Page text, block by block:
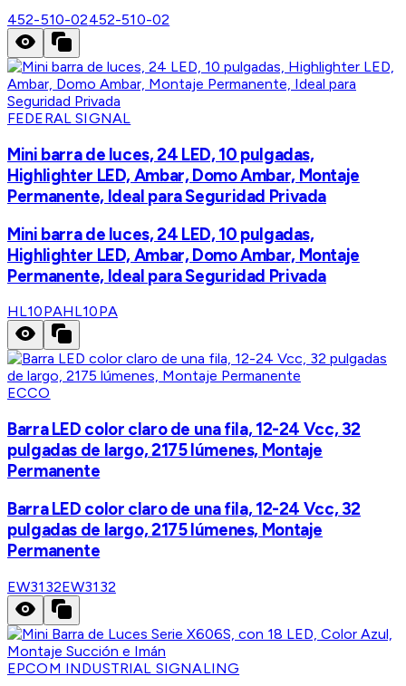
452-510-02452-510-02
FEDERAL SIGNAL
Mini barra de luces, 24 LED, 10 pulgadas,
Highlighter LED, Ambar, Domo Ambar, Montaje
Permanente, Ideal para Seguridad Privada
Mini barra de luces, 24 LED, 10 pulgadas,
Highlighter LED, Ambar, Domo Ambar, Montaje
Permanente, Ideal para Seguridad Privada
HL10PAHL10PA
ECCO
Barra LED color claro de una fila, 12-24 Vcc, 32
pulgadas de largo, 2175 lúmenes, Montaje
Permanente
Barra LED color claro de una fila, 12-24 Vcc, 32
pulgadas de largo, 2175 lúmenes, Montaje
Permanente
EW3132EW3132
EPCOM INDUSTRIAL SIGNALING